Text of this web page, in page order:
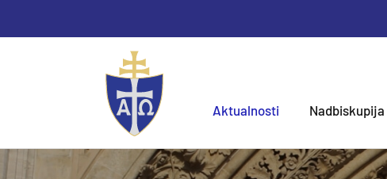
Aktualnosti Nadbiskupija